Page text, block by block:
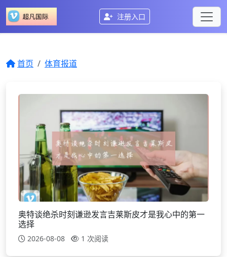
注册入口
首页 体育报道
奥特谈绝杀时刻谦逊发言吉莱斯皮才是我心中的第一
选择
2026-08-08 1 次阅读